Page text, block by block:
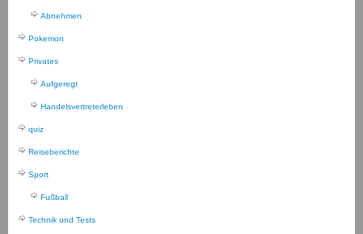
Abnehmen
Pokemon
Privates
Aufgeregt
Handelsvertreterleben
quiz
Reiseberichte
Sport
Fußball
Technik und Tests